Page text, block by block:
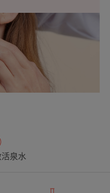
活泉水